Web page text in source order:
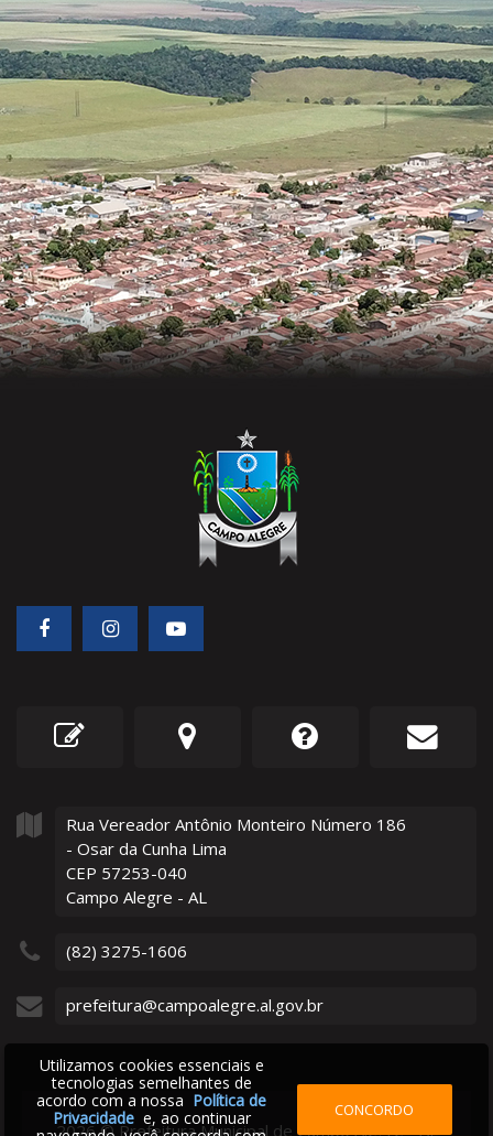
Rua Vereador Antônio Monteiro Número 186
- Osar da Cunha Lima
CEP 57253-040
Campo Alegre - AL
(82) 3275-1606
prefeitura@campoalegre.al.gov.br
2026 ©Prefeitura Municipal de Campo Alegre - AL
Utilizamos cookies essenciais e
tecnologias semelhantes de
acordo com a nossa Política de
Privacidadee, ao continuar
CONCORDO